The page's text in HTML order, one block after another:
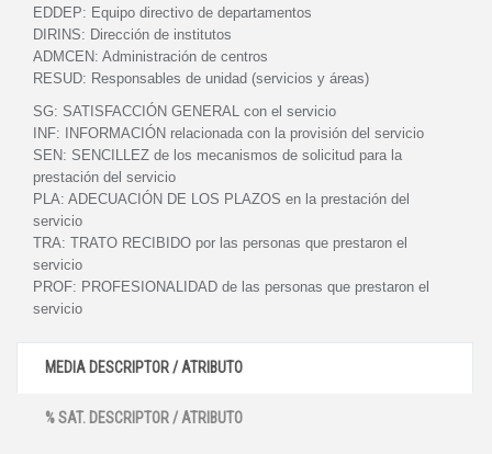
EDDEP: Equipo directivo de departamentos
DIRINS: Dirección de institutos
ADMCEN: Administración de centros
RESUD: Responsables de unidad (servicios y áreas)
SG: SATISFACCIÓN GENERAL con el servicio
INF:
INFORMACIÓN relacionada con la provisión del servicio
SEN: SENCILLEZ de los mecanismos de solicitud para la
prestación del servicio
PLA: ADECUACIÓN DE LOS PLAZOS en la prestación del
servicio
TRA: TRATO RECIBIDO por las personas que prestaron el
servicio
PROF: PROFESIONALIDAD de las personas que prestaron el
servicio
MEDIA DESCRIPTOR / ATRIBUTO
% SAT. DESCRIPTOR / ATRIBUTO